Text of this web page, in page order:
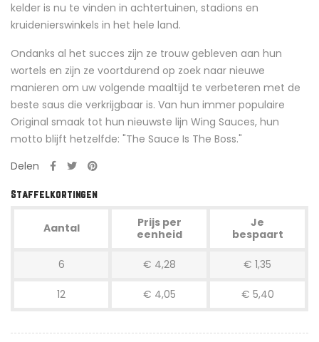
kelder is nu te vinden in achtertuinen, stadions en
kruidenierswinkels in het hele land.
Ondanks al het succes zijn ze trouw gebleven aan hun
wortels en zijn ze voortdurend op zoek naar nieuwe
manieren om uw volgende maaltijd te verbeteren met de
beste saus die verkrijgbaar is. Van hun immer populaire
Original smaak tot hun nieuwste lijn Wing Sauces, hun
motto blijft hetzelfde: "The Sauce Is The Boss."
Delen
Staffelkortingen
Aantal
Prijs per
eenheid
Je
bespaart
6 € 4,28 € 1,35
12 € 4,05 € 5,40